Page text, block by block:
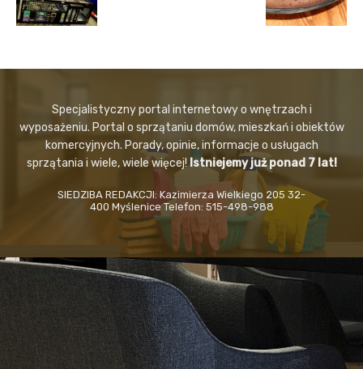
Specjalistyczny portal internetowy o wnętrzach i
wyposażeniu. Portal o sprzątaniu domów, mieszkań i obiektów
komercyjnych. Porady, opinie, informacje o usługach
sprzątania i wiele, wiele więcej!Istniejemy już ponad 7 lat!
SIEDZIBA REDAKCJI: Kazimierza Wielkiego 205 32-
400 Myślenice Telefon: 515-498-988